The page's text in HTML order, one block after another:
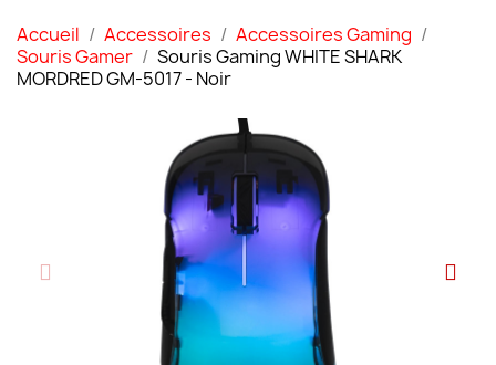
Accueil Accessoires
Accessoires Gaming
Souris Gamer
Souris Gaming WHITE SHARK
MORDRED GM-5017 - Noir